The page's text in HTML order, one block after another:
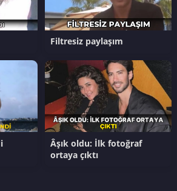
Filtresiz paylaşım
Âşık oldu: İlk fotoğraf
ortaya çıktı